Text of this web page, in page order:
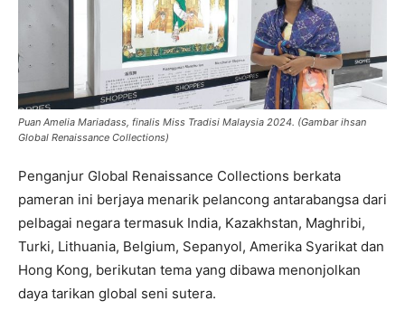
Puan Amelia Mariadass, finalis Miss Tradisi Malaysia 2024. (Gambar ihsan
Global Renaissance Collections)
Penganjur Global Renaissance Collections berkata
pameran ini berjaya menarik pelancong antarabangsa dari
pelbagai negara termasuk India, Kazakhstan, Maghribi,
Turki, Lithuania, Belgium, Sepanyol, Amerika Syarikat dan
Hong Kong, berikutan tema yang dibawa menonjolkan
daya tarikan global seni sutera.